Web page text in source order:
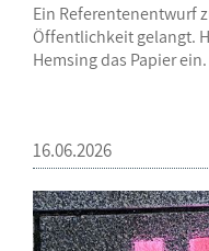
Ein Referentenentwurf
Öffentlichkeit gelangt.
Hemsing das Papier ein.
16.06.2026